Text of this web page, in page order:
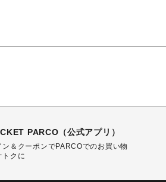
PARCO（公式アプリ）
ン＆クーポンでPARCOでのお買い物
トクに